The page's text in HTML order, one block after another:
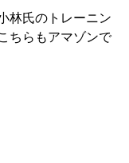
林氏のトレーニン
ちらもアマゾンで